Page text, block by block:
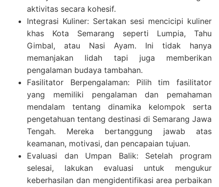
aktivitas secara kohesif.
Integrasi Kuliner: Sertakan sesi mencicipi kuliner
khas Kota Semarang seperti Lumpia, Tahu
Gimbal, atau Nasi Ayam. Ini tidak hanya
memanjakan lidah tapi juga memberikan
pengalaman budaya tambahan.
Fasilitator Berpengalaman: Pilih tim fasilitator
yang memiliki pengalaman dan pemahaman
mendalam tentang dinamika kelompok serta
pengetahuan tentang destinasi di Semarang Jawa
Tengah. Mereka bertanggung jawab atas
keamanan, motivasi, dan pencapaian tujuan.
Evaluasi dan Umpan Balik: Setelah program
selesai, lakukan evaluasi untuk mengukur
keberhasilan dan mengidentifikasi area perbaikan